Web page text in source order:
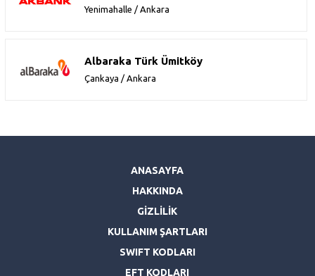
Yenimahalle / Ankara
Albaraka Türk Ümitköy
Çankaya / Ankara
ANASAYFA
HAKKINDA
GİZLİLİK
KULLANIM ŞARTLARI
SWIFT KODLARI
EFT KODLARI